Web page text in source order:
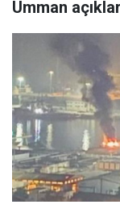
Umman